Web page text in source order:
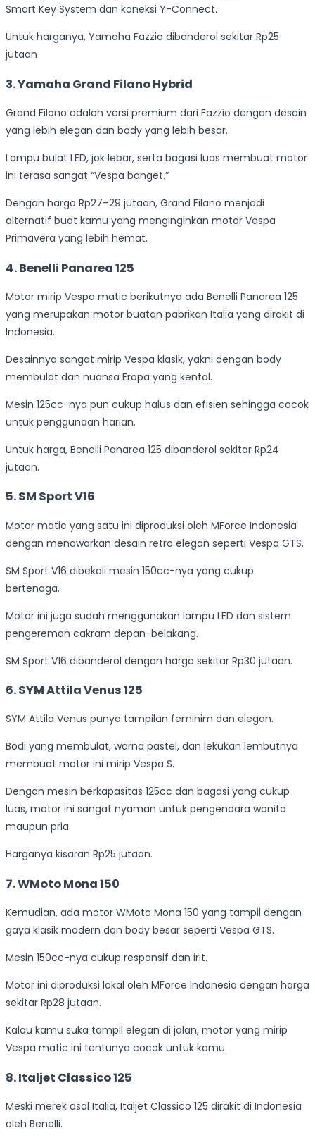
Smart Key System dan koneksi Y-Connect.
Untuk harganya, Yamaha Fazzio dibanderol sekitar Rp25
jutaan
3. Yamaha Grand Filano Hybrid
Grand Filano adalah versi premium dari Fazzio dengan desain
yang lebih elegan dan body yang lebih besar.
Lampu bulat LED, jok lebar, serta bagasi luas membuat motor
ini terasa sangat “Vespa banget.”
Dengan harga Rp27–29 jutaan, Grand Filano menjadi
alternatif buat kamu yang menginginkan motor Vespa
Primavera yang lebih hemat.
4. Benelli Panarea 125
Motor mirip Vespa matic berikutnya ada Benelli Panarea 125
yang merupakan motor buatan pabrikan Italia yang dirakit di
Indonesia.
Desainnya sangat mirip Vespa klasik, yakni dengan body
membulat dan nuansa Eropa yang kental.
Mesin 125cc-nya pun cukup halus dan efisien sehingga cocok
untuk penggunaan harian.
Untuk harga, Benelli Panarea 125 dibanderol sekitar Rp24
jutaan.
5. SM Sport V16
Motor matic yang satu ini diproduksi oleh MForce Indonesia
dengan menawarkan desain retro elegan seperti Vespa GTS.
SM Sport V16 dibekali mesin 150cc-nya yang cukup
bertenaga.
Motor ini juga sudah menggunakan lampu LED dan sistem
pengereman cakram depan-belakang.
SM Sport V16 dibanderol dengan harga sekitar Rp30 jutaan.
6. SYM Attila Venus 125
SYM Attila Venus punya tampilan feminim dan elegan.
Bodi yang membulat, warna pastel, dan lekukan lembutnya
membuat motor ini mirip Vespa S.
Dengan mesin berkapasitas 125cc dan bagasi yang cukup
luas, motor ini sangat nyaman untuk pengendara wanita
maupun pria.
Harganya kisaran Rp25 jutaan.
7. WMoto Mona 150
Kemudian, ada motor WMoto Mona 150 yang tampil dengan
gaya klasik modern dan body besar seperti Vespa GTS.
Mesin 150cc-nya cukup responsif dan irit.
Motor ini diproduksi lokal oleh MForce Indonesia dengan harga
sekitar Rp28 jutaan.
Kalau kamu suka tampil elegan di jalan, motor yang mirip
Vespa matic ini tentunya cocok untuk kamu.
8. Italjet Classico 125
Meski merek asal Italia, Italjet Classico 125 dirakit di Indonesia
oleh Benelli.